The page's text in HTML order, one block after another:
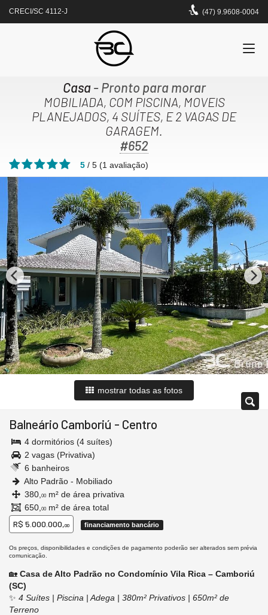
CRECI/SC 4112-J (47) 9.9608-0004
Casa- Pronto para morar
MOBILIADA, COM PISCINA, MOVEIS
PLANEJADOS, 4 SUÍTES, E 2 VAGAS DE
GARAGEM.
#652
5 / 5 (1 avaliação)
mostrar todas as fotos
Balneário Camboriú - Centro
4 dormitórios (4 suítes)
2 vagas (Privativa)
6 banheiros
Alto Padrão - Mobiliado
380, 00 m² de área privativa
650, 00 m² de área total
R$ 5.000.000,00 financiamento bancário
Os preços, disponibilidades e condições de pagamento poderão ser alterados sem prévia
comunicação.
🏡 Casa de Alto Padrão no Condomínio Vila Rica – Camboriú
(SC)
✨ 4 Suítes | Piscina | Adega | 380m² Privativos | 650m² de
Terreno